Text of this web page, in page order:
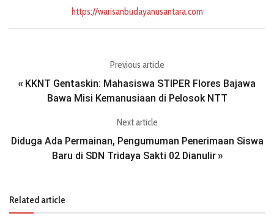
https://warisanbudayanusantara.com
Previous article
« KKNT Gentaskin: Mahasiswa STIPER Flores Bajawa
Bawa Misi Kemanusiaan di Pelosok NTT
Next article
Diduga Ada Permainan, Pengumuman Penerimaan Siswa
Baru di SDN Tridaya Sakti 02 Dianulir»
Related article